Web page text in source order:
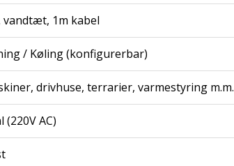
vandtæt, 1m kabel
/ Køling (konfigurerbar)
drivhuse, terrarier, varmestyring m.m.
(220V AC)